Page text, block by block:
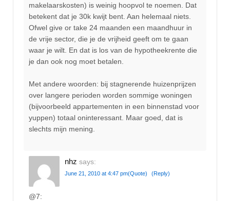
makelaarskosten) is weinig hoopvol te noemen. Dat
betekent dat je 30k kwijt bent. Aan helemaal niets.
Ofwel give or take 24 maanden een maandhuur in
de vrije sector, die je de vrijheid geeft om te gaan
waar je wilt. En dat is los van de hypotheekrente die
je dan ook nog moet betalen.
Met andere woorden: bij stagnerende huizenprijzen
over langere perioden worden sommige woningen
(bijvoorbeeld appartementen in een binnenstad voor
yuppen) totaal oninteressant. Maar goed, dat is
slechts mijn mening.
nhz says:
June 21, 2010 at 4:47 pm(Quote) (Reply)
@7: